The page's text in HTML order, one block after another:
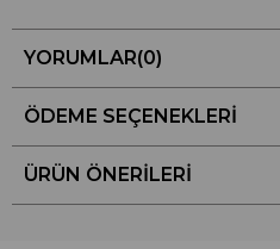
YORUMLAR(0)
ÖDEME SEÇENEKLERI
ÜRÜN ÖNERILERI